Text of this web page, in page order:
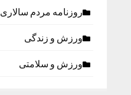
روزنامه مردم سالاری
ورزش و زندگی
ورزش و سلامتی